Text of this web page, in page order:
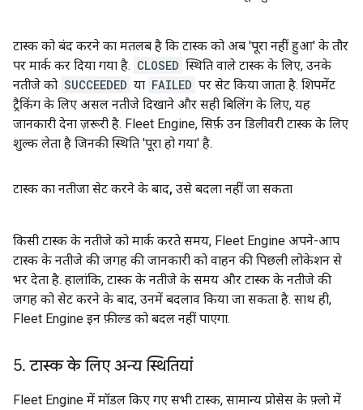
टास्क को बंद करने का मतलब है कि टास्क को अब 'पूरा नहीं हुआ' के तौर
पर मार्क कर दिया गया है. CLOSED स्थिति वाले टास्क के लिए, उनके
नतीजे को SUCCEEDED या FAILED पर सेट किया जाता है. शिपमेंट
ट्रैकिंग के लिए असल नतीजे दिखाने और सही बिलिंग के लिए, यह
जानकारी देना ज़रूरी है. Fleet Engine, सिर्फ़ उन डिलीवरी टास्क के लिए
शुल्क लेता है जिनकी स्थिति 'पूरा हो गया' है.
टास्क का नतीजा सेट करने के बाद, उसे बदला नहीं जा सकता
किसी टास्क के नतीजे को मार्क करते समय, Fleet Engine अपने-आप
टास्क के नतीजे की जगह की जानकारी को वाहन की पिछली लोकेशन से
भर देता है. हालांकि, टास्क के नतीजे के समय और टास्क के नतीजे की
जगह को सेट करने के बाद, उनमें बदलाव किया जा सकता है. साथ ही,
Fleet Engine इन फ़ील्ड को बदल नहीं पाएगा.
5. टास्क के लिए अन्य स्थितियां
Fleet Engine में मॉडल किए गए सभी टास्क, सामान्य प्रोसेस के फ़्लो में